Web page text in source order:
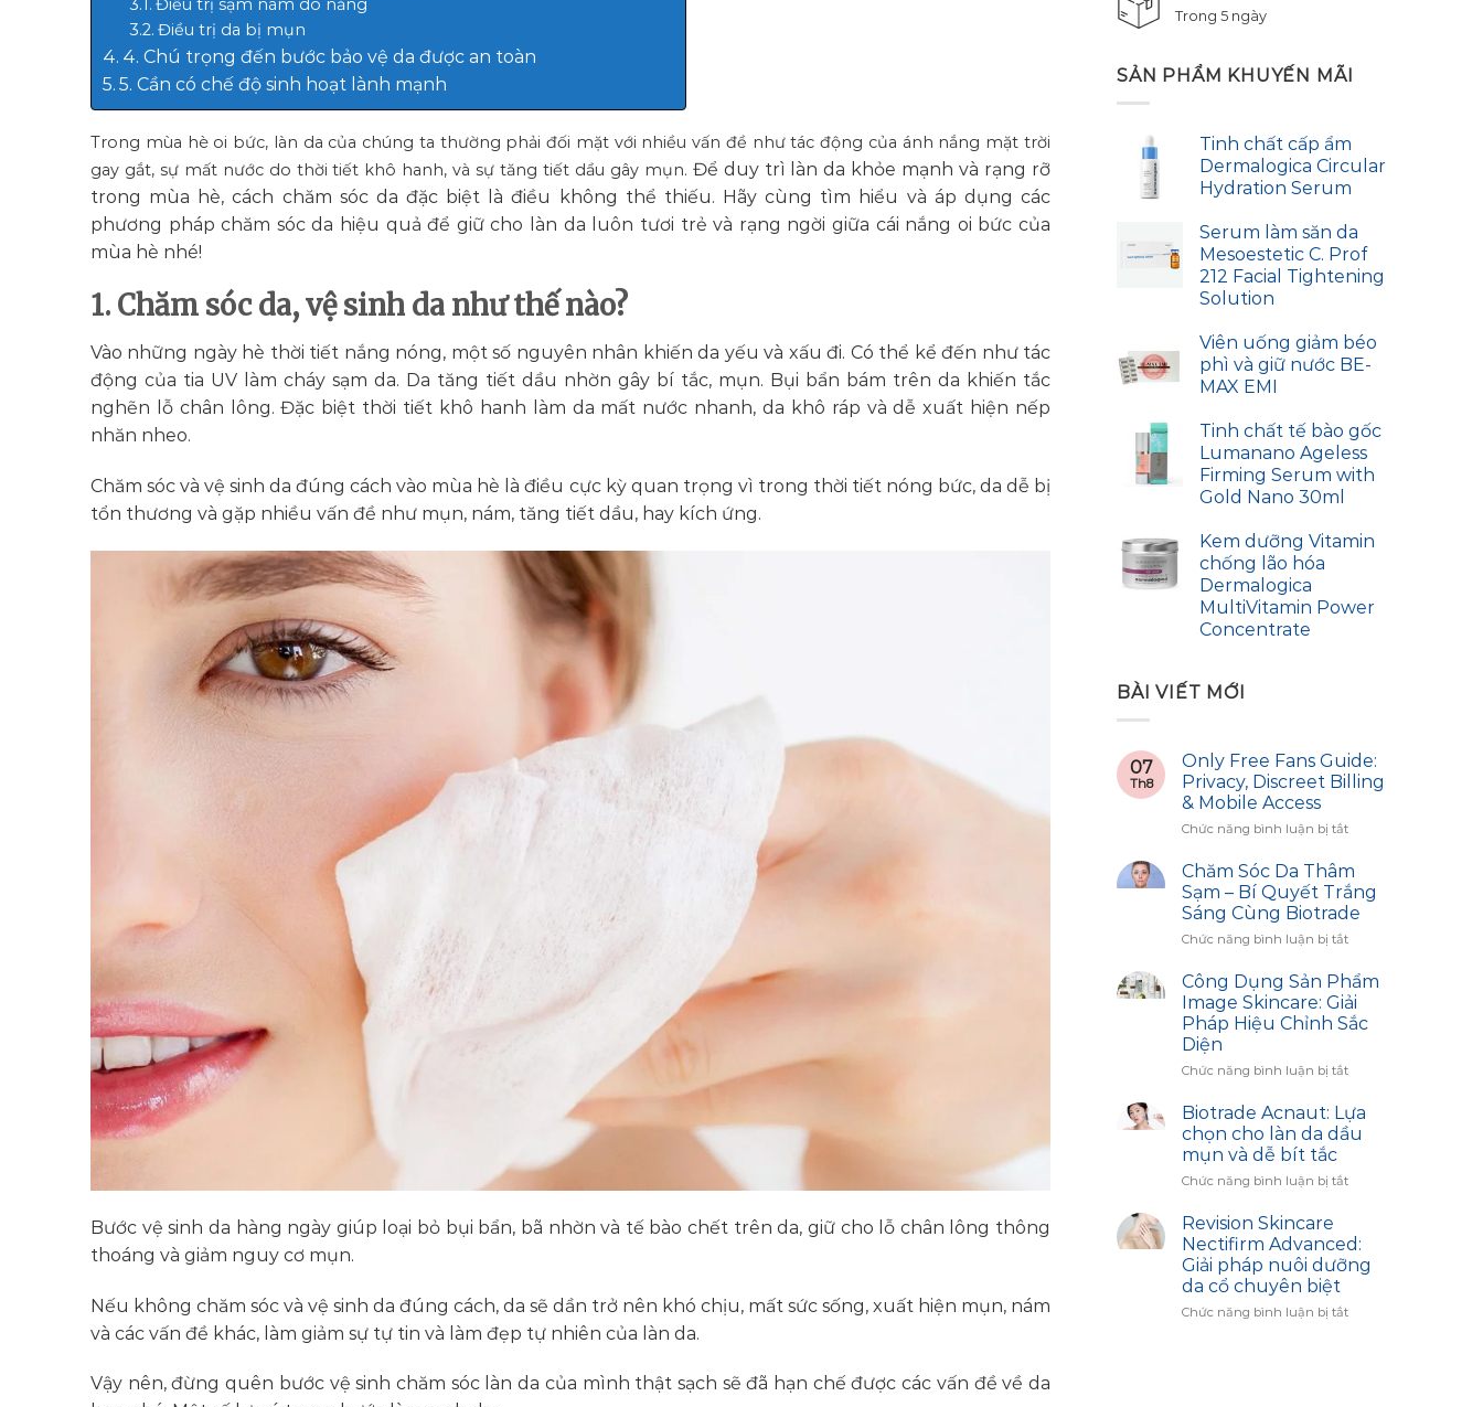
Điều trị sạm nám do nắng
Điều trị da bị mụn
4. Chú trọng đến bước bảo vệ da được an toàn
5. Cần có chế độ sinh hoạt lành mạnh
Trong mùa hè oi bức, làn da của chúng ta thường phải đối mặt với nhiều vấn đề như tác động của ánh nắng mặt trời
gay gắt, sự mất nước do thời tiết khô hanh, và sự tăng tiết dầu gây mụn. Để duy trì làn da khỏe mạnh và rạng rỡ
trong mùa hè, cách chăm sóc da đặc biệt là điều không thể thiếu. Hãy cùng tìm hiểu và áp dụng các
phương pháp chăm sóc da hiệu quả để giữ cho làn da luôn tươi trẻ và rạng ngời giữa cái nắng oi bức của
mùa hè nhé!
1. Chăm sóc da, vệ sinh da như thế nào?
Vào những ngày hè thời tiết nắng nóng, một số nguyên nhân khiến da yếu và xấu đi. Có thể kể đến như tác
động của tia UV làm cháy sạm da. Da tăng tiết dầu nhờn gây bí tắc, mụn. Bụi bẩn bám trên da khiến tắc
nghẽn lỗ chân lông. Đặc biệt thời tiết khô hanh làm da mất nước nhanh, da khô ráp và dễ xuất hiện nếp
nhăn nheo.
Chăm sóc và vệ sinh da đúng cách vào mùa hè là điều cực kỳ quan trọng vì trong thời tiết nóng bức, da dễ bị
tổn thương và gặp nhiều vấn đề như mụn, nám, tăng tiết dầu, hay kích ứng.
Bước vệ sinh da hàng ngày giúp loại bỏ bụi bẩn, bã nhờn và tế bào chết trên da, giữ cho lỗ chân lông thông
thoáng và giảm nguy cơ mụn.
Nếu không chăm sóc và vệ sinh da đúng cách, da sẽ dần trở nên khó chịu, mất sức sống, xuất hiện mụn, nám
và các vấn đề khác, làm giảm sự tự tin và làm đẹp tự nhiên của làn da.
Vậy nên, đừng quên bước vệ sinh chăm sóc làn da của mình thật sạch sẽ đã hạn chế được các vấn đề về da
Trong 5 ngày
SẢN PHẨM KHUYẾN MÃI
Tinh chất cấp ẩm
Dermalogica Circular
Hydration Serum
Serum làm săn da
Mesoestetic C. Prof
212 Facial Tightening
Solution
Viên uống giảm béo
phì và giữ nước BE-
MAX EMI
Tinh chất tế bào gốc
Lumanano Ageless
Firming Serum with
Gold Nano 30ml
Kem dưỡng Vitamin
chống lão hóa
Dermalogica
MultiVitamin Power
Concentrate
BÀI VIẾT MỚI
07
Th8
Only Free Fans Guide:
Privacy, Discreet Billing
& Mobile Access
Chức năng bình luận bị tắtở
Free
Fans
Guide:
Privacy,
Discreet
&
Mobile
Access
Chăm Sóc Da Thâm
Sạm – Bí Quyết Trắng
Sáng Cùng Biotrade
Chức năng bình luận bị tắtở
Sóc
Da
Thâm
Sạm
Bí
Trắng
Sáng
Cùng
Công Dụng Sản Phẩm
Image Skincare: Giải
Pháp Hiệu Chỉnh Sắc
Diện
Chức năng bình luận bị tắtở
Dụng
Sản
Phẩm
Skincare:
Hiệu
Sắc
Biotrade Acnaut: Lựa
chọn cho làn da dầu
mụn và dễ bít tắc
Chức năng bình luận bị tắtở
Lựa
chọn
cho
da
Revision Skincare
Nectifirm Advanced:
Giải pháp nuôi dưỡng
da cổ chuyên biệt
Chức năng bình luận bị tắtở